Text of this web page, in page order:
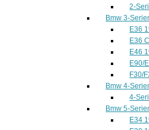
2-
Bmw 3-
E36
E36
E46
E90/
F30/
Bmw 4-
4-
Bmw 5-
E34